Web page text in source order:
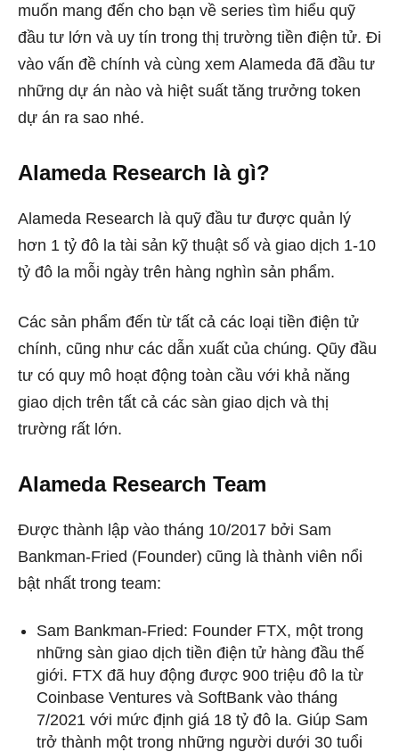
muốn mang đến cho bạn về series tìm hiểu quỹ
đầu tư lớn và uy tín trong thị trường tiền điện tử. Đi
vào vấn đề chính và cùng xem Alameda đã đầu tư
những dự án nào và hiệt suất tăng trưởng token
dự án ra sao nhé.
Alameda Research là gì?
Alameda Research là quỹ đầu tư được quản lý
hơn 1 tỷ đô la tài sản kỹ thuật số và giao dịch 1-10
tỷ đô la mỗi ngày trên hàng nghìn sản phẩm.
Các sản phẩm đến từ tất cả các loại tiền điện tử
chính, cũng như các dẫn xuất của chúng. Qũy đầu
tư có quy mô hoạt động toàn cầu với khả năng
giao dịch trên tất cả các sàn giao dịch và thị
trường rất lớn.
Alameda Research Team
Được thành lập vào tháng 10/2017 bởi Sam
Bankman-Fried (Founder) cũng là thành viên nổi
bật nhất trong team:
Sam Bankman-Fried: Founder FTX, một trong
những sàn giao dịch tiền điện tử hàng đầu thế
giới. FTX đã huy động được 900 triệu đô la từ
Coinbase Ventures và SoftBank vào tháng
7/2021 với mức định giá 18 tỷ đô la. Giúp Sam
trở thành một trong những người dưới 30 tuổi